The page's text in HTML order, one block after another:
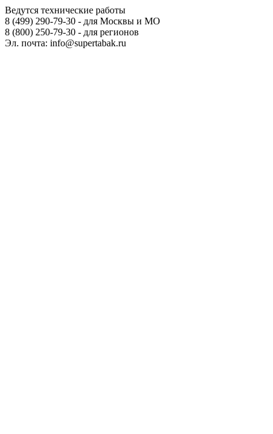
Ведутся технические работы
8 (499) 290-79-30 - для Москвы и МО
8 (800) 250-79-30 - для регионов
Эл. почта: info@supertabak.ru